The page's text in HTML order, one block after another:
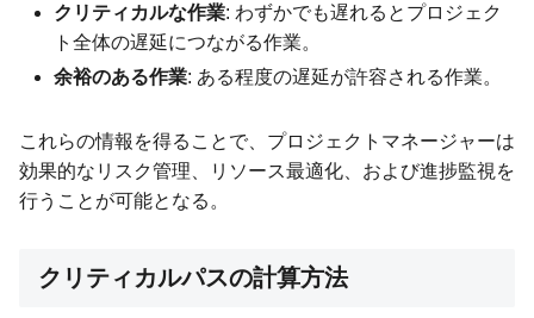
クリティカルな作業: わずかでも遅れるとプロジェク
ト全体の遅延につながる作業。
余裕のある作業: ある程度の遅延が許容される作業。
これらの情報を得ることで、プロジェクトマネージャーは
効果的なリスク管理、リソース最適化、および進捗監視を
行うことが可能となる。
クリティカルパスの計算方法